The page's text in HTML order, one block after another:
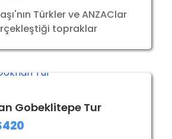
Türkler ve ANZAClar
topraklar
Gobeklitepe Tur